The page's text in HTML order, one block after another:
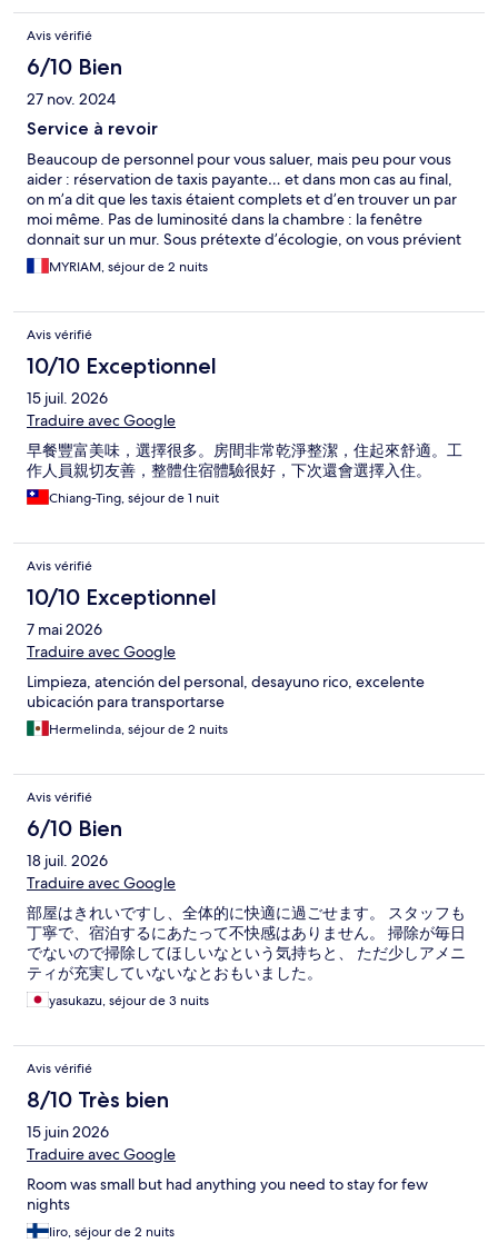
Avis vérifié
6/10 Bien
27 nov. 2024
Service à revoir
Beaucoup de personnel pour vous saluer, mais peu pour vous
aider : réservation de taxis payante… et dans mon cas au final,
on m’a dit que les taxis étaient complets et d’en trouver un par
moi même. Pas de luminosité dans la chambre : la fenêtre
donnait sur un mur. Sous prétexte d’écologie, on vous prévient
que votre chambre ne sera faite que tous les trois jours. En soit,
pourquoi pas? Sauf qu’on vient vous mettre de nouvelles
plastique) quotidiennement. En fait c’est juste pour un souci
d’économie : ne pas passer l’aspirateur dans la chambre et
gagner du temps. Une brosse à dent qui a servi une fois peut
resservir le lendemain, quand on prône l’écologie. Dommage
d’utiliser ce prétexte juste pour rogner sur le service.
MYRIAM, séjour de 2 nuits
Avis vérifié
10/10 Exceptionnel
15 juil. 2026
Traduire avec Google
早餐豐富美味，選擇很多。房間非常乾淨整潔，住起來舒適。工
作人員親切友善，整體住宿體驗很好，下次還會選擇入住。
Chiang-Ting, séjour de 1 nuit
Avis vérifié
10/10 Exceptionnel
7 mai 2026
Traduire avec Google
Limpieza, atención del personal, desayuno rico, excelente
ubicación para transportarse
Hermelinda, séjour de 2 nuits
Avis vérifié
6/10 Bien
18 juil. 2026
Traduire avec Google
部屋はきれいですし、全体的に快適に過ごせます。 スタッフも
丁寧で、宿泊するにあたって不快感はありません。 掃除が毎日
でないので掃除してほしいなという気持ちと、 ただ少しアメニ
ティが充実していないなとおもいました。
yasukazu, séjour de 3 nuits
Avis vérifié
8/10 Très bien
15 juin 2026
Traduire avec Google
Room was small but had anything you need to stay for few
nights
Iiro, séjour de 2 nuits